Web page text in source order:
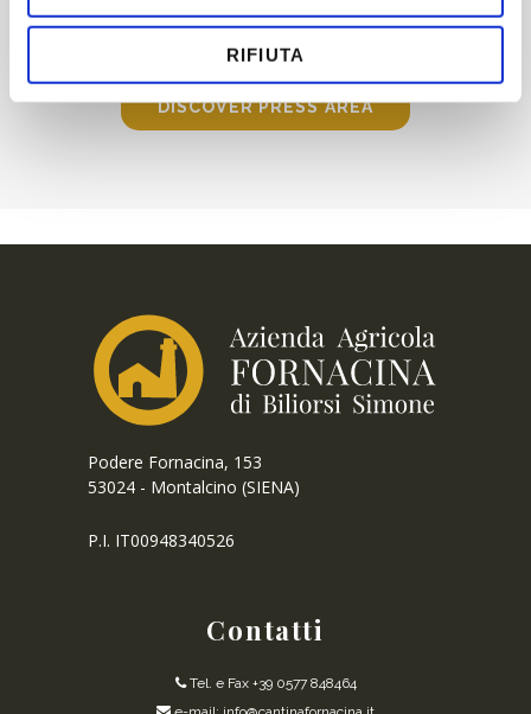
RIFIUTA
DISCOVER PRESS AREA
Podere Fornacina, 153
53024 - Montalcino (SIENA)
P.I. IT00948340526
Contatti
Tel. e Fax +39 0577 848464